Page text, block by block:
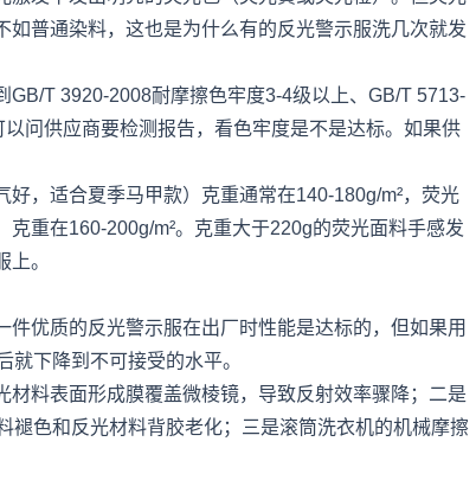
如普通染料，这也是为什么有的反光警示服洗几次就发
GB/T 3920-2008耐摩擦色牢度3-4级以上、GB/T 5713-
问供应商要检测报告，看色牢度是不是达标。如果供
，适合夏季马甲款）克重通常在140-180g/m²，荧光
重在160-200g/m²。克重大于220g的荧光面料手感发
。
优质的反光警示服在出厂时性能是达标的，但如果用
下降到不可接受的水平。
材料表面形成膜覆盖微棱镜，导致反射效率骤降；二是
色和反光材料背胶老化；三是滚筒洗衣机的机械摩擦